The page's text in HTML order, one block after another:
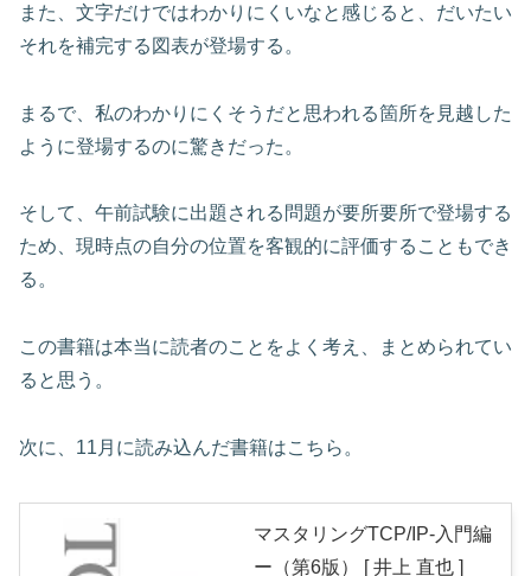
また、文字だけではわかりにくいなと感じると、だいたい
それを補完する図表が登場する。
まるで、私のわかりにくそうだと思われる箇所を見越した
ように登場するのに驚きだった。
そして、午前試験に出題される問題が要所要所で登場する
ため、現時点の自分の位置を客観的に評価することもでき
る。
この書籍は本当に読者のことをよく考え、まとめられてい
ると思う。
次に、11月に読み込んだ書籍はこちら。
マスタリングTCP/IP-入門編
ー（第6版） [ 井上 直也 ]